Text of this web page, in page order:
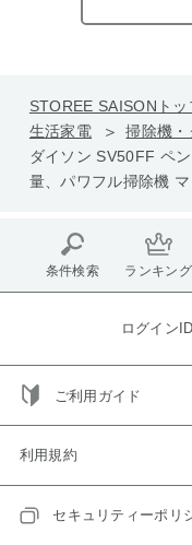
STOREE SAISONトッ
生活家電
掃除機・
ダイソン SV50FF ペ
量、パワフル掃除機
条件検索 ランキング
ログイン
ご利用ガイド
利用規約
セキュリティーポリ